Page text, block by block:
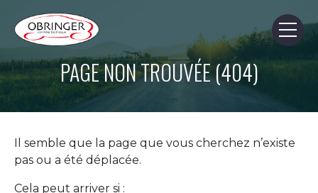
content
page
footer
PAGE NON TROUVÉE (404)
Il semble que la page que vous cherchez n’existe
pas ou a été déplacée.
Cela peut arriver si :